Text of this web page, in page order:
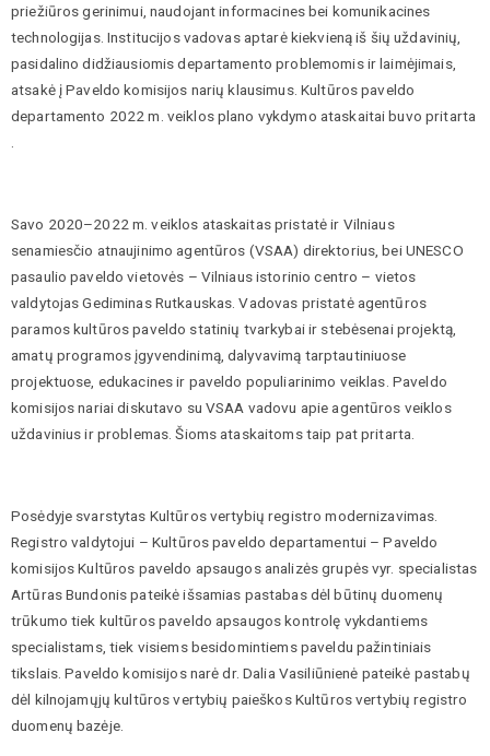
priežiūros gerinimui, naudojant informacines bei komunikacines
technologijas. Institucijos vadovas aptarė kiekvieną iš šių uždavinių,
pasidalino didžiausiomis departamento problemomis ir laimėjimais,
atsakė į Paveldo komisijos narių klausimus. Kultūros paveldo
departamento 2022 m. veiklos plano vykdymo ataskaitai buvo pritarta
Savo 2020–2022 m. veiklos ataskaitas pristatė ir Vilniaus
senamiesčio atnaujinimo agentūros (VSAA) direktorius, bei UNESCO
pasaulio paveldo vietovės – Vilniaus istorinio centro – vietos
valdytojas Gediminas Rutkauskas. Vadovas pristatė agentūros
paramos kultūros paveldo statinių tvarkybai ir stebėsenai projektą,
amatų programos įgyvendinimą, dalyvavimą tarptautiniuose
projektuose, edukacines ir paveldo populiarinimo veiklas. Paveldo
komisijos nariai diskutavo su VSAA vadovu apie agentūros veiklos
uždavinius ir problemas. Šioms ataskaitoms taip pat pritarta.
Posėdyje svarstytas Kultūros vertybių registro modernizavimas.
Registro valdytojui – Kultūros paveldo departamentui – Paveldo
komisijos Kultūros paveldo apsaugos analizės grupės vyr. specialistas
Artūras Bundonis pateikė išsamias pastabas dėl būtinų duomenų
trūkumo tiek kultūros paveldo apsaugos kontrolę vykdantiems
specialistams, tiek visiems besidomintiems paveldu pažintiniais
tikslais. Paveldo komisijos narė dr. Dalia Vasiliūnienė pateikė pastabų
dėl kilnojamųjų kultūros vertybių paieškos Kultūros vertybių registro
duomenų bazėje.